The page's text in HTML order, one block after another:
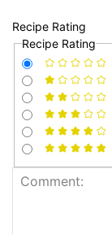
Recipe Rating
Recipe Rating